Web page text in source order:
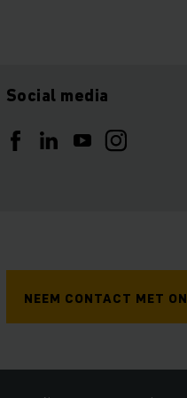
Social media
NEEM CONTACT MET